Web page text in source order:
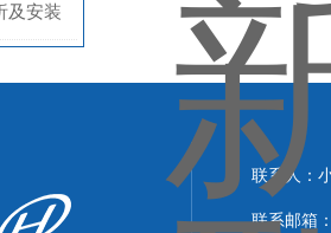
？
及安装
联系人：
联系邮箱